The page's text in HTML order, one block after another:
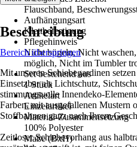
Flauschband,
Aufhängungsart
Klettbefestigung
Pflegehinweis
Nicht bügeln, Nicht
möglich, Nicht im Tumbler
Set bestehend aus
1 Stück
Artikelart
Einzelartikel
Material-Zusammensetzung
100% Polyester
Maße (BxH)
Beschreibung
Bereich überspringen
Mit unseren Schiebegardinen
Einsetzbar als Lichtschutz,
stimmungsvolle Innendeko-
Farben, mit ausgefallenen Mustern
Stoffbahnen ganz nach Ihrem
Zeitloser Schiebevorhang aus